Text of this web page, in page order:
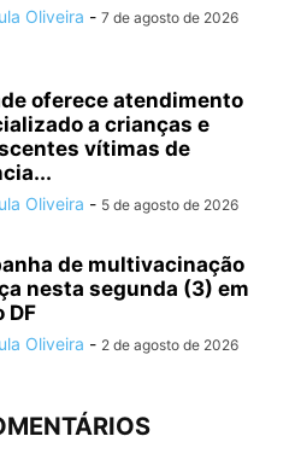
Oliveira - 7 de agosto de 2026
oferece atendimento
a crianças e
vítimas de
Oliveira - 5 de agosto de 2026
de multivacinação
nesta segunda (3) em
DF
Oliveira - 2 de agosto de 2026